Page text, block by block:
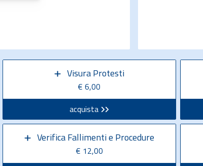
Visura Protesti
€ 6,00
acquista
Verifica Fallimenti e Procedure
€ 12,00